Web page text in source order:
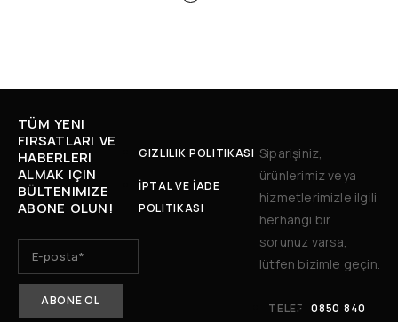
TÜM YENI
FIRSATLARI VE
HABERLERI
ALMAK IÇIN
BÜLTENIMIZE
ABONE OLUN!
GIZLILIK POLITIKASI
İPTAL VE İADE
POLITIKASI
Siparişiniz,
ürünlerimiz veya
hizmetlerimizle ilgili
herhangi bir
sorunuz varsa,
lütfen bizimle geçin.
TELEF 0850 840